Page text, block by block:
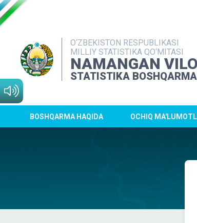
O‘ZBEKISTON RESPUBLIKASI
MILLIY STATISTIKA QO‘MITASI
NAMANGAN
STATISTIKA
BOSHQARMA HAQIDA OCHIQ